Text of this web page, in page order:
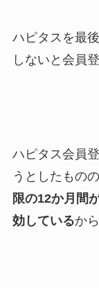
ハピタスを最
しないと会員
ハピタス会員
うとしたもの
限の12か月間
効しているか